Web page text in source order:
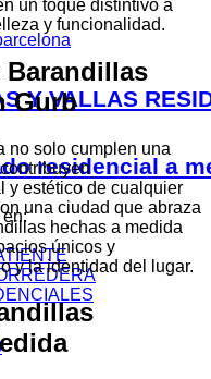
Y VALLAS
residencial a
un toque distintivo a
y funcionalidad.
Barandillas
Gurb
no solo cumplen una
y estético de cualquier
una ciudad que abraza
hechas a medida
únicos y
y la identidad del lugar.